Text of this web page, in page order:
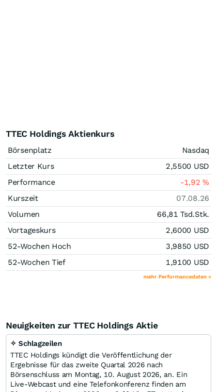
TTEC Holdings Aktienkurs
Börsenplatz
Nasdaq
Letzter Kurs
2,5500 USD
Performance
-1,92%
Kurszeit
07.08.26
Volumen
66,81 Tsd.Stk.
Vortageskurs
2,6000 USD
52-Wochen Hoch
3,9850 USD
52-Wochen Tief
1,9100 USD
mehr Performancedaten »
Neuigkeiten zur TTEC Holdings Aktie
✧ Schlagzeilen
TTEC Holdings kündigt die Veröffentlichung der
Ergebnisse für das zweite Quartal 2026 nach
Börsenschluss am Montag, 10. August 2026, an. Ein
Live-Webcast und eine Telefonkonferenz finden am